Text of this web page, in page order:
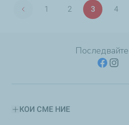
Previous page
First
1
Страница
2
Страница
3 4
КОИ СМЕ НИЕ